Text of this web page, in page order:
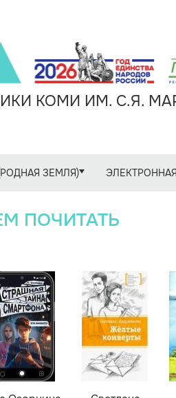
КОМИ ИМ. С.Я.
ЗЕМЛЯ)
ПОЧИТАТЬ